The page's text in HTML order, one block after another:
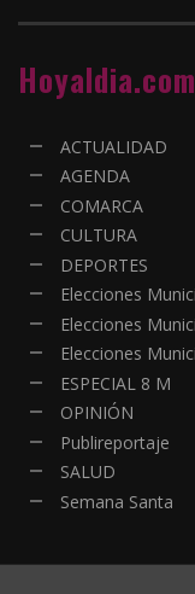
Hoyaldia.com
ACTUALIDAD
AGENDA
COMARCA
CULTURA
DEPORTES
Elecciones
Elecciones
Elecciones
ESPECIAL 8 M
OPINIÓN
Publireportaje
SALUD
Semana Santa